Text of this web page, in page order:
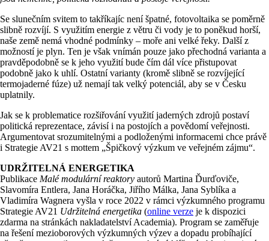
Se slunečním svitem to takříkajíc není špatné, fotovoltaika se poměrně
slibně rozvíjí. S využitím energie z větru či vody je to poněkud horší,
naše země nemá vhodné podmínky – moře ani velké řeky. Další z
možností je plyn. Ten je však vnímán pouze jako přechodná varianta a
pravděpodobně se k jeho využití bude čím dál více přistupovat
podobně jako k uhlí. Ostatní varianty (kromě slibně se rozvíjející
termojaderné fúze) už nemají tak velký potenciál, aby se v Česku
uplatnily.
Jak se k problematice rozšiřování využití jaderných zdrojů postaví
politická reprezentace, závisí i na postojích a povědomí veřejnosti.
Argumentovat srozumitelnými a podloženými informacemi chce právě
i Strategie AV21 s mottem „Špičkový výzkum ve veřejném zájmu“.
UDRŽITELNÁ ENERGETIKA
Publikace Malé modulární reaktory autorů Martina Ďurďoviče,
Slavomíra Entlera, Jana Horáčka, Jiřího Málka, Jana Syblíka a
Vladimíra Wagnera vyšla v roce 2022 v rámci výzkumného programu
Strategie AV21 Udržitelná energetika (online verze je k dispozici
zdarma na stránkách nakladatelství Academia). Program se zaměřuje
na řešení mezioborových výzkumných výzev a dopadu probíhající